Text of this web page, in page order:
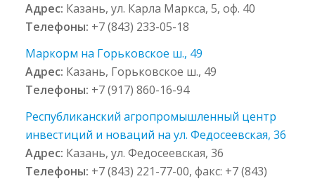
Адрес: Казань, ул. Карла Маркса, 5, оф. 40
Телефоны: +7 (843) 233-05-18
Маркорм на Горьковское ш., 49
Адрес: Казань, Горьковское ш., 49
Телефоны: +7 (917) 860-16-94
Республиканский агропромышленный центр
инвестиций и новаций на ул. Федосеевская, 36
Адрес: Казань, ул. Федосеевская, 36
Телефоны: +7 (843) 221-77-00, факс: +7 (843)